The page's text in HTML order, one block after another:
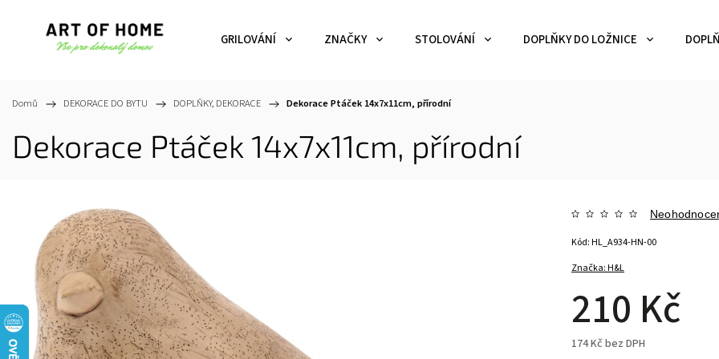
GRILOVÁNÍ ZNAČKY STOLOVÁNÍ DOPLŇKY DO LOŽNICE
Domů / DEKORACE DO BYTU / DOPLŇKY, DEKORACE / Dekorace Ptáček 14x7x11cm, přírodní
Dekorace Ptáček 14x7x11cm, přírodní
Značka:H&L
210 Kč
174 Kč bez DPH
Kód:HL_A934-HN-00